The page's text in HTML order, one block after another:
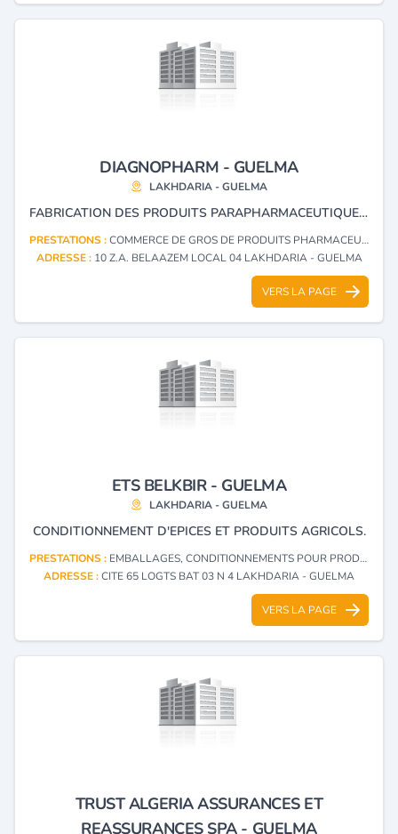
DIAGNOPHARM - GUELMA
LAKHDARIA - GUELMA
FABRICATION DES PRODUITS PARAPHARMACEUTIQUES, MATÉRIELS, APPAREILS ET INSTRUMENTS MEDICO-CHIRURGICAUX.
PRESTATIONS :COMMERCE DE GROS DE PRODUITS PHARMACEUTIQUES ET PARAPHARMACEUTIQUES, MATÉRIEL ET INSTRUMENTS MÉDICO-CHIRURGICAUX, LEURS ACCESSOIRES, PIÈCES DÉTACHÉES ET CONSOMMABLES
ADRESSE : 10 Z.A. BELAAZEM LOCAL 04 LAKHDARIA - GUELMA
VERS LA PAGE
ETS BELKBIR - GUELMA
LAKHDARIA - GUELMA
CONDITIONNEMENT D'EPICES ET PRODUITS AGRICOLS.
PRESTATIONS : EMBALLAGES, CONDITIONNEMENTS POUR PRODUITS ET DENRÉES ALIMENTAIRES
ADRESSE :CITE 65 LOGTS BAT 03 N 4 LAKHDARIA - GUELMA
VERS LA PAGE
TRUST ALGERIA ASSURANCES ET
REASSURANCES SPA - GUELMA